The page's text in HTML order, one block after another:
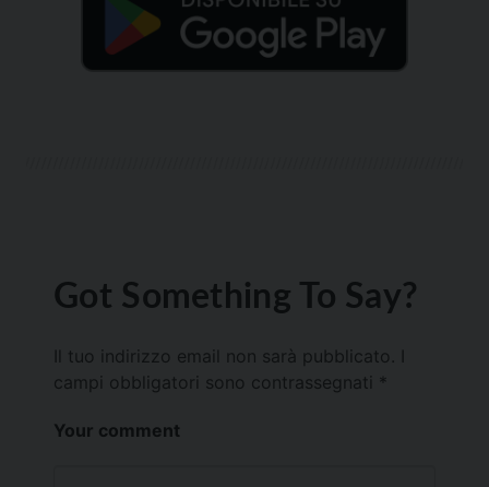
Got Something To Say?
Il tuo indirizzo email non sarà pubblicato.
campi obbligatori sono contrassegnati *
Your comment